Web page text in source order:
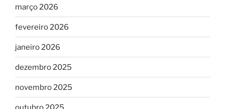
março 2026
fevereiro 2026
janeiro 2026
dezembro 2025
novembro 2025